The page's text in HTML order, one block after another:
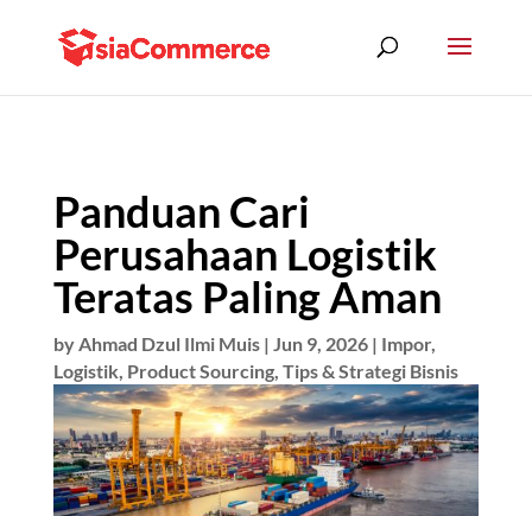
Panduan Cari
Perusahaan Logistik
Teratas Paling Aman
byAhmad Dzul Ilmi Muis| Jun 9, 2026| Impor,
Logistik, Product Sourcing, Tips & Strategi Bisnis